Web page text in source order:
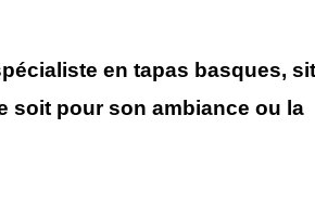
en tapas basques,
soit pour son ambiance ou la